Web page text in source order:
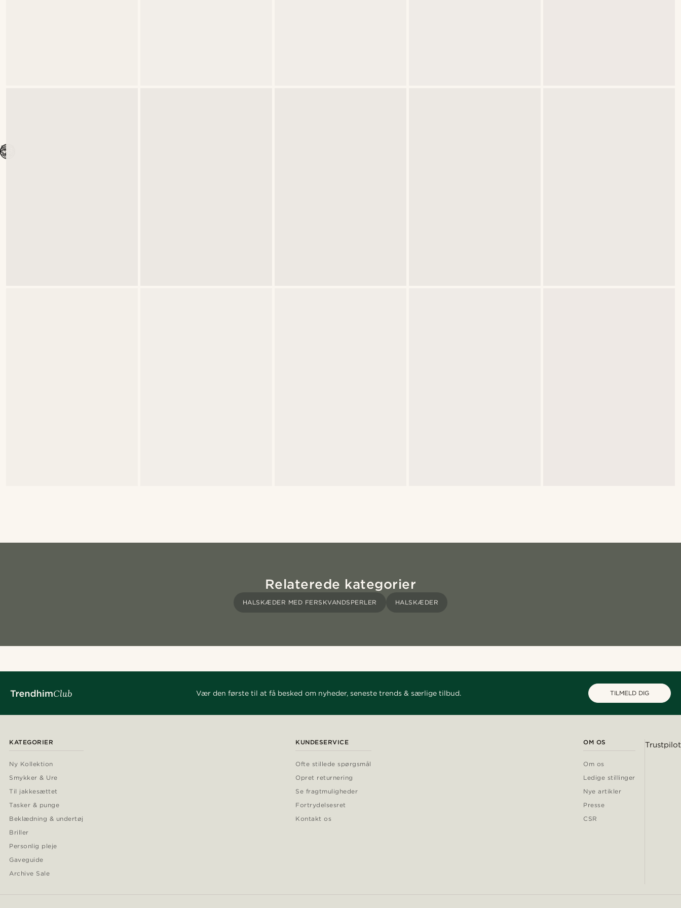
Relaterede kategorier
HALSKÆDER MED FERSKVANDSPERLER HALSKÆDER
Vær den første til at få besked om nyheder, seneste trends & særlige tilbud. TILMELD DIG
KATEGORIER
Ny Kollektion
Smykker & Ure
Til jakkesættet
Tasker & punge
Beklædning & undertøj
Briller
Personlig pleje
Gaveguide
Archive Sale
KUNDESERVICE
Ofte stillede spørgsmål
Opret returnering
Se fragtmuligheder
Fortrydelsesret
Kontakt os
OM OS
Om os
Ledige stillinger
Nye artikler
Presse
CSR
Trustpilot